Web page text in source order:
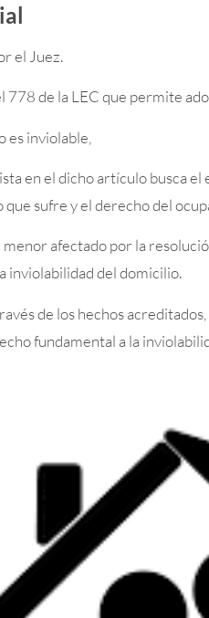
el Juez.
de la LEC que permite
es inviolable,
en el dicho artículo busca
sufre y el derecho del
afectado por la
inviolabilidad del domicilio.
de los hechos
fundamental a la